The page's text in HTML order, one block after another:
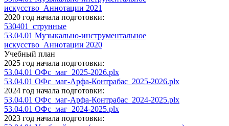
искусство_Аннотации 2021
2020 год начала подготовки:
530401_струнные
53.04.01 Музыкально-инструментальное
искусство_Аннотации 2020
Учебный план
2025 год начала подготовки:
53.04.01 ОФс_маг_2025-2026.plx
53.04.01 ОФс_маг-Арфа-Контрабас_2025-2026.plx
2024 год начала подготовки:
53.04.01 ОФс_маг-Арфа-Контрабас_2024-2025.plx
53.04.01 ОФс_маг_2024-2025.plx
2023 год начала подготовки: